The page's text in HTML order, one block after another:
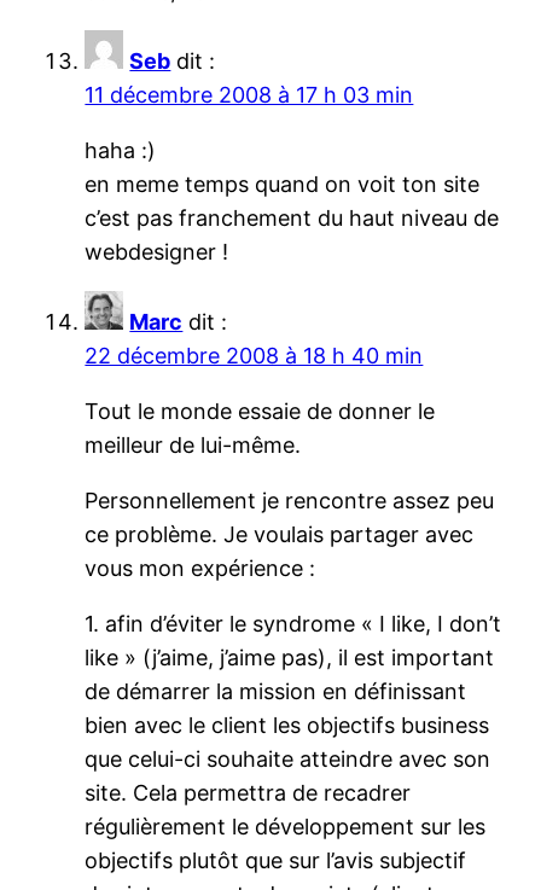
Seb dit :
11 décembre 2008 à 17 h 03 min
haha :)
en meme temps quand on voit ton site
c’est pas franchement du haut niveau de
webdesigner !
Marc dit :
22 décembre 2008 à 18 h 40 min
Tout le monde essaie de donner le
meilleur de lui-même.
Personnellement je rencontre assez peu
ce problème. Je voulais partager avec
vous mon expérience :
1. afin d’éviter le syndrome « I like, I don’t
like » (j’aime, j’aime pas), il est important
de démarrer la mission en définissant
bien avec le client les objectifs business
que celui-ci souhaite atteindre avec son
site. Cela permettra de recadrer
régulièrement le développement sur les
objectifs plutôt que sur l’avis subjectif